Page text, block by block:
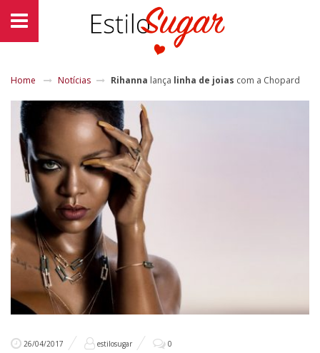
Home Notícias Rihanna lança linha de joias com a Chopard
26/04/2017 estilosugar 0